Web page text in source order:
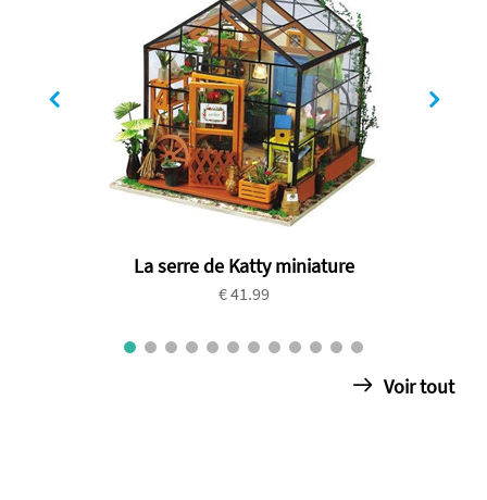
La serre de Katty miniature
€ 41.99
Voir tout